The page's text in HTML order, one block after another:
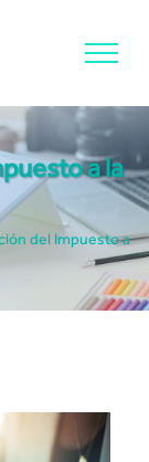
a la
del Impuesto a